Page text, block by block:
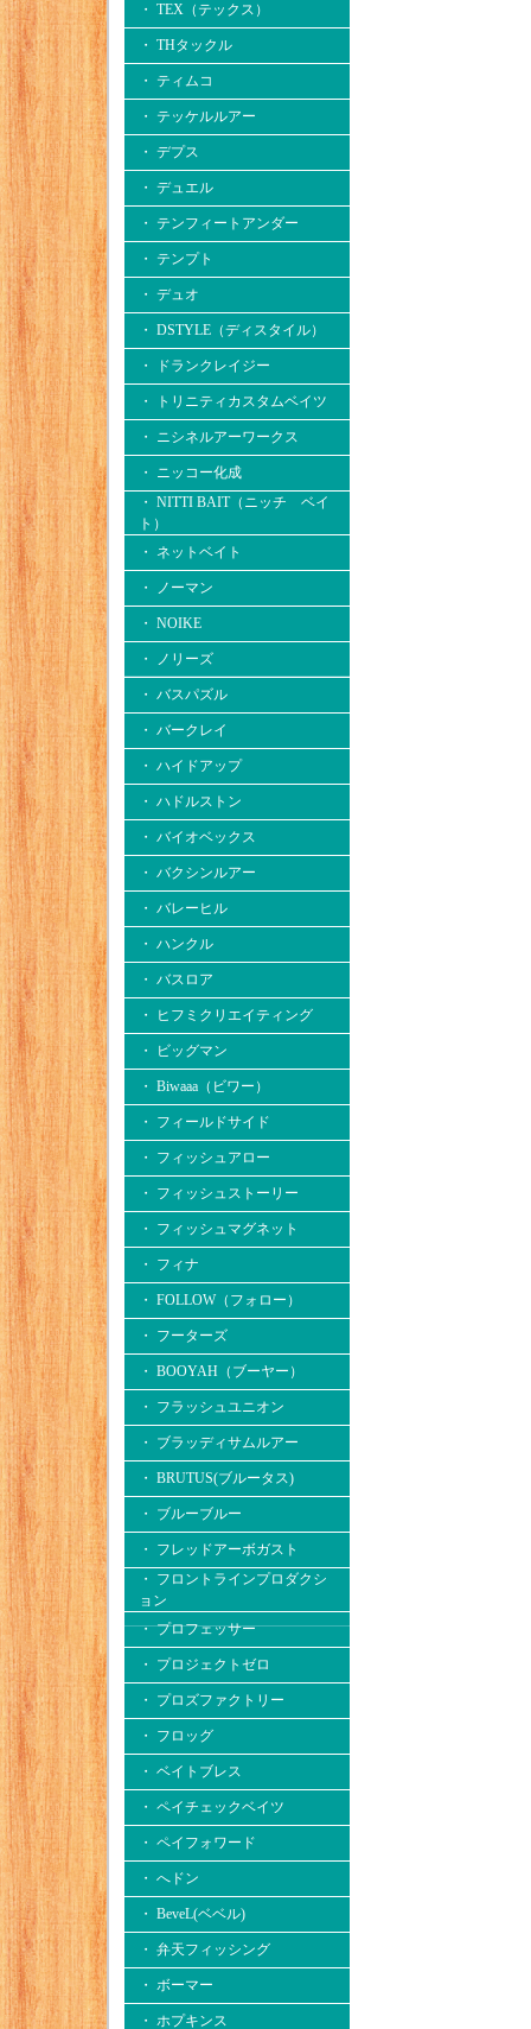
・ TEX（テックス）
・ THタックル
・ ティムコ
・ テッケルルアー
・ デプス
・ デュエル
・ テンフィートアンダー
・ テンプト
・ デュオ
・ DSTYLE（ディスタイル）
・ ドランクレイジー
・ トリニティカスタムベイツ
・ ニシネルアーワークス
・ ニッコー化成
・ NITTI BAIT（ニッチ ベイ
ト）
・ ネットベイト
・ ノーマン
・ NOIKE
・ ノリーズ
・ バスパズル
・ バークレイ
・ ハイドアップ
・ ハドルストン
・ バイオベックス
・ バクシンルアー
・ バレーヒル
・ ハンクル
・ バスロア
・ ヒフミクリエイティング
・ ビッグマン
・ Biwaaa（ビワー）
・ フィールドサイド
・ フィッシュアロー
・ フィッシュストーリー
・ フィッシュマグネット
・ フィナ
・ FOLLOW（フォロー）
・ フーターズ
・ BOOYAH（ブーヤー）
・ フラッシュユニオン
・ ブラッディサムルアー
・ BRUTUS(ブルータス)
・ ブルーブルー
・ フレッドアーボガスト
・ フロントラインプロダクシ
ョン
・ プロフェッサー
・ プロジェクトゼロ
・ プロズファクトリー
・ フロッグ
・ ベイトブレス
・ ペイチェックベイツ
・ ペイフォワード
・ へドン
・ BeveL(ベベル)
・ 弁天フィッシング
・ ボーマー
・ ホプキンス